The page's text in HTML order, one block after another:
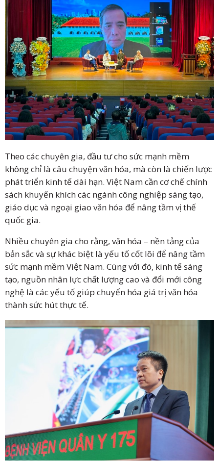
Theo các chuyên gia, đầu tư cho sức mạnh mềm
không chỉ là câu chuyện văn hóa, mà còn là chiến lược
phát triển kinh tế dài hạn. Việt Nam cần cơ chế chính
sách khuyến khích các ngành công nghiệp sáng tạo,
giáo dục và ngoại giao văn hóa để nâng tầm vị thế
quốc gia.
Nhiều chuyên gia cho rằng, văn hóa – nền tảng của
bản sắc và sự khác biệt là yếu tố cốt lõi để nâng tầm
sức mạnh mềm Việt Nam. Cùng với đó, kinh tế sáng
tạo, nguồn nhân lực chất lượng cao và đổi mới công
nghệ là các yếu tố giúp chuyển hóa giá trị văn hóa
thành sức hút thực tế.